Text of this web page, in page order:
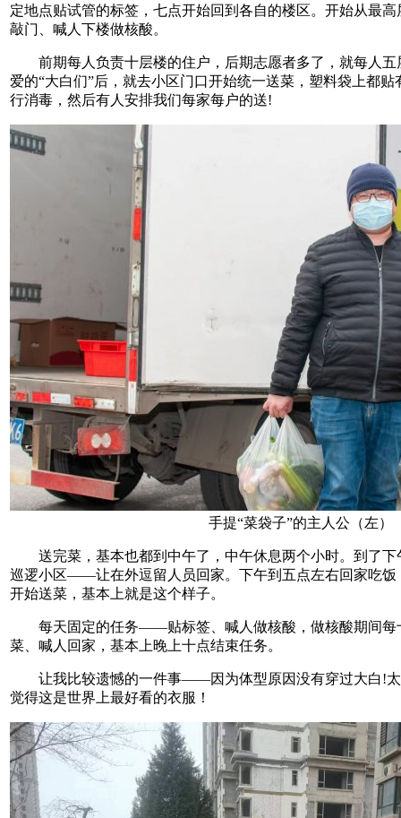
定地点贴试管的标签，七点开始回到各自的楼区。开始从最
敲门、喊人下楼做核酸。
前期每人负责十层楼的住户，后期志愿者多了，就每人五
爱的“大白们”后，就去小区门口开始统一送菜，塑料袋上都
行消毒，然后有人安排我们每家每户的送!
手提“菜袋子”的主人公（左）
送完菜，基本也都到中午了，中午休息两个小时。到了下
巡逻小区——让在外逗留人员回家。下午到五点左右回家吃饭
开始送菜，基本上就是这个样子。
每天固定的任务——贴标签、喊人做核酸，做核酸期间每
菜、喊人回家，基本上晚上十点结束任务。
让我比较遗憾的一件事——因为体型原因没有穿过大白!太
觉得这是世界上最好看的衣服！